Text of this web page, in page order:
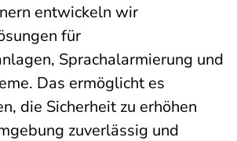
entwickeln wir
für
Sprachalarmierung und
Das ermöglicht es
die Sicherheit zu erhöhen
zuverlässig und